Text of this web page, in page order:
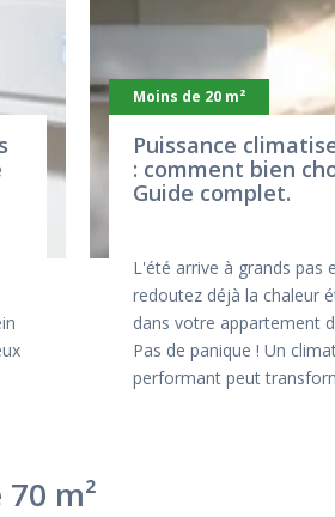
Moins de 20 m²
Puissance
: comment bien
Guide complet.
L'été arrive à grands pas
redoutez déjà la chaleur
dans votre appartement
Pas de panique ! Un
performant peut
70 m²